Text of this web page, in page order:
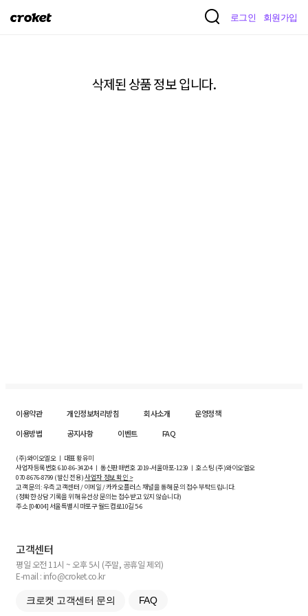
크
로그인 회원가입
삭제된 상품 정보 입니다.
이용약관 개인정보처리방침 회사소개
운영정책
이용방법
공지사항 이벤트 FAQ
(주)와이오엘오 ㅣ 대표 황유미
사업자등록번호610-86-34204ㅣ 통신판매번호 2019-서울마포-1239 ㅣ 호스팅 (주)와이오엘오
070-8676-8799 (발신 전용)사업자 정보 확인 >
고객 문의: 우측 고객센터 / 이메일 / 카카오플러스 채널을 통해 문의 접수 부탁드립니다.
(정확한 상담 기록을 위해 유선상 문의는 접수받고 있지 않습니다)
주소 [04004] 서울특별시 마포구 월드컵로10길5-6
고객센터
평일 오전 11시 ~ 오후 5시 (주말, 공휴일 제외)
E-mail : info@croket.co.kr
크로켓 고객센터 문의 FAQ